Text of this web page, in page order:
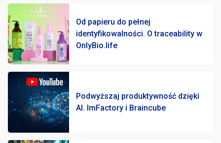
Od papieru do pełnej
identyfikowalności. O traceability w
OnlyBio.life
Podwyższaj produktywność dzięki
AI. ImFactory i Braincube